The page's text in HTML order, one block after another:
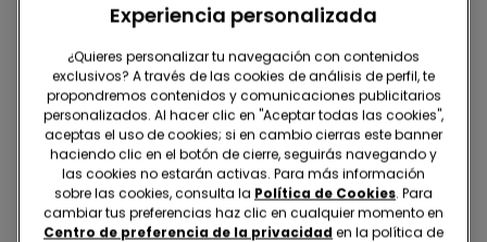
5 Pares Calcetines
Tobilleros Algodón Color
Liso Unisex
4,99 €
Pantalón Acampanado de
Tela Elástica
10,00 €
19,99 € -50%
Experiencia personalizada
¿Quieres personalizar tu navegación con contenidos
exclusivos? A través de las cookies de análisis de perfil, te
propondremos contenidos y comunicaciones publicitarios
personalizados. Al hacer clic en "Aceptar todas las cookies",
aceptas el uso de cookies; si en cambio cierras este banner
haciendo clic en el botón de cierre, seguirás navegando y
las cookies no estarán activas. Para más información
sobre las cookies, consulta la Política de Cookies. Para
cambiar tus preferencias haz clic en cualquier momento en
Centro de preferencia de la privacidad en la política de